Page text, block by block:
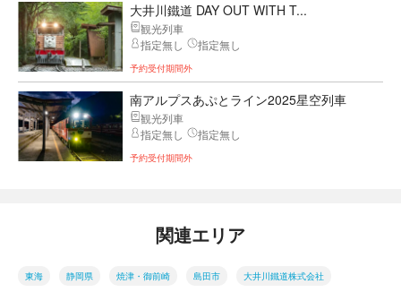
大井川鐵道 DAY OUT WITH T...
観光列車
指定無し
指定無し
予約受付期間外
南アルプスあぷとライン2025星空列車
観光列車
指定無し
指定無し
予約受付期間外
関連エリア
東海 静岡県 焼津・御前崎 島田市 大井川鐵道株式会社